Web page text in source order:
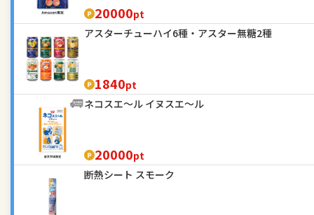
20000pt
アスターチューハイ6種・アスター無糖2種
1840pt
ネコスエ～ル イヌスエ～ル
20000pt
断熱シート スモーク